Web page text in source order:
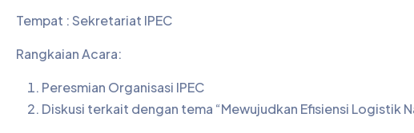
Tempat : Sekretariat IPEC
Rangkaian Acara:
Peresmian Organisasi IPEC
Diskusi terkait dengan tema “Mewujudkan Efisiensi Logistik